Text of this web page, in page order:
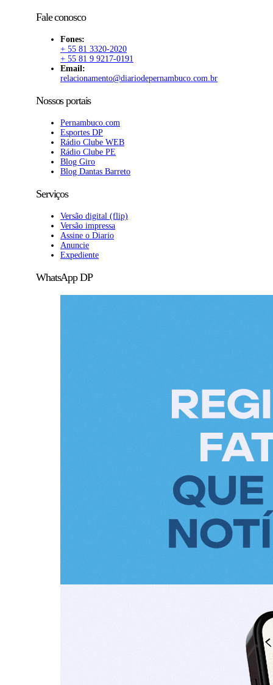
Fale conosco
Fones:
+ 55 81 3320-2020
+ 55 81 9 9217-0191
Email:
relacionamento@diariodepernambuco.com.br
Nossos portais
Pernambuco.com
Esportes DP
Rádio Clube WEB
Rádio Clube PE
Blog Giro
Blog Dantas Barreto
Serviços
Versão digital (flip)
Versão impressa
Assine o Diario
Anuncie
Expediente
WhatsApp DP